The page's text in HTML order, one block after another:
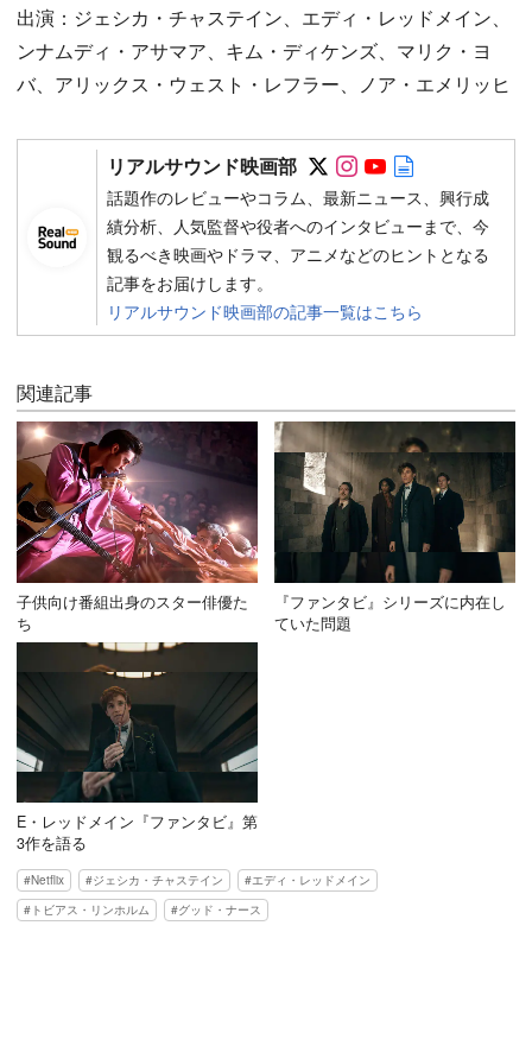
出演：ジェシカ・チャステイン、エディ・レッドメイン、
ンナムディ・アサマア、キム・ディケンズ、マリク・ヨ
バ、アリックス・ウェスト・レフラー、ノア・エメリッヒ
リアルサウンド映画部 Follow on SNS
Follow on SNS
Follow on
話題作のレビューやコラム、最新ニュース、興行成
績分析、人気監督や役者へのインタビューまで、今
観るべき映画やドラマ、アニメなどのヒントとなる
記事をお届けします。
リアルサウンド映画部の記事一覧はこちら
関連記事
子供向け番組出身のスター俳優た
ち
『ファンタビ』シリーズに内在し
ていた問題
E・レッドメイン『ファンタビ』第
3作を語る
Netflix ジェシカ・チャステイン
エディ・レッドメイン
トビアス・リンホルム
グッド・ナース